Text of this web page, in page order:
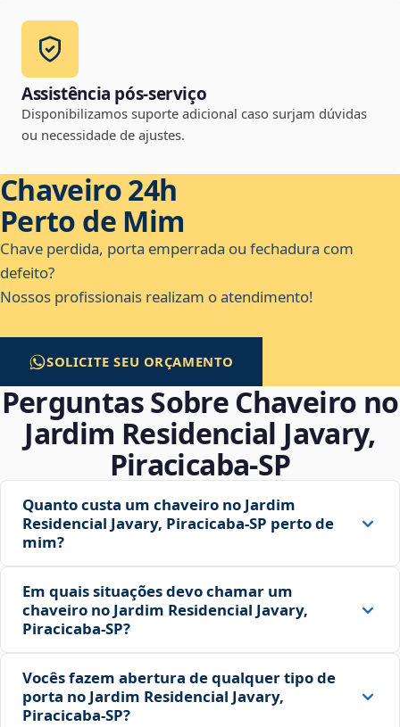
Assistência pós-serviço
Disponibilizamos suporte adicional caso surjam dúvidas
ou necessidade de ajustes.
Chaveiro 24h
Perto de Mim
Chave perdida, porta emperrada ou fechadura com
defeito?
Nossos profissionais realizam o atendimento!
SOLICITE SEU ORÇAMENTO
Perguntas Sobre Chaveiro no
Jardim Residencial Javary,
Piracicaba‑SP
Quanto custa um chaveiro no Jardim
Residencial Javary, Piracicaba‑SP perto de
mim?
Em quais situações devo chamar um
chaveiro no Jardim Residencial Javary,
Piracicaba‑SP?
Vocês fazem abertura de qualquer tipo de
porta no Jardim Residencial Javary,
Piracicaba‑SP?